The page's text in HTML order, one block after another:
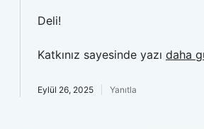
Deli!
Katkınız sayesinde yazı daha
Eylül 26, 2025 Yanıtla